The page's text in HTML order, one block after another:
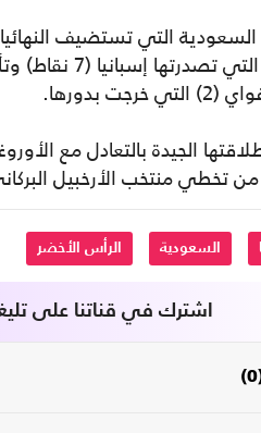
الثامنة
خرجت بدورها.
تخطي منتخب الأرخبيل البركاني
السعودية الرأس الأخضر
اشترك في قناتنا على